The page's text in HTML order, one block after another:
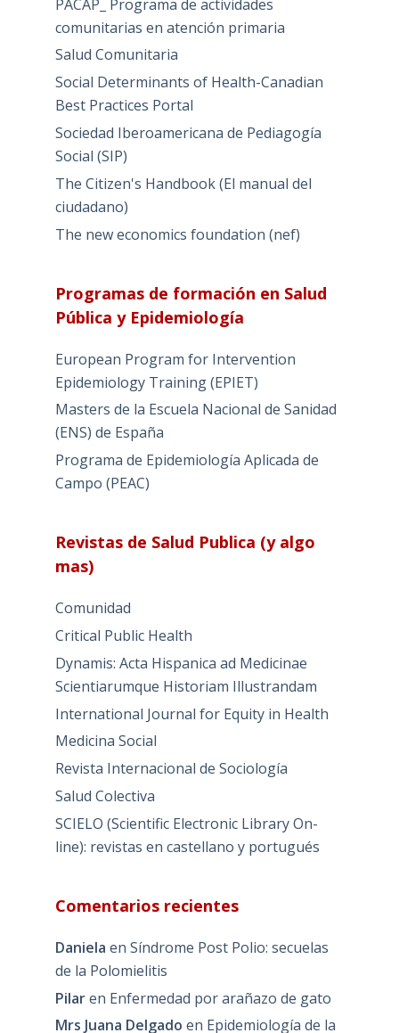
PACAP_ Programa de actividades
comunitarias en atención primaria
Salud Comunitaria
Social Determinants of Health-Canadian
Best Practices Portal
Sociedad Iberoamericana de Pediagogía
Social (SIP)
The Citizen's Handbook (El manual del
ciudadano)
The new economics foundation (nef)
Programas de formación en Salud
Pública y Epidemiología
European Program for Intervention
Epidemiology Training (EPIET)
Masters de la Escuela Nacional de Sanidad
(ENS) de España
Programa de Epidemiología Aplicada de
Campo (PEAC)
Revistas de Salud Publica (y algo
mas)
Comunidad
Critical Public Health
Dynamis: Acta Hispanica ad Medicinae
Scientiarumque Historiam Illustrandam
International Journal for Equity in Health
Medicina Social
Revista Internacional de Sociología
Salud Colectiva
SCIELO (Scientific Electronic Library On-
line): revistas en castellano y portugués
Comentarios recientes
Daniela en Síndrome Post Polio: secuelas
de la Polomielitis
Pilaren Enfermedad por arañazo de gato
Mrs Juana Delgado en Epidemiología de la